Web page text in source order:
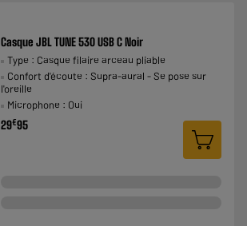
Casque JBL TUNE 530 USB C Noir
Type : Casque filaire arceau pliable
Confort d'écoute : Supra-aural - Se pose sur
l'oreille
Microphone : Oui
29€95